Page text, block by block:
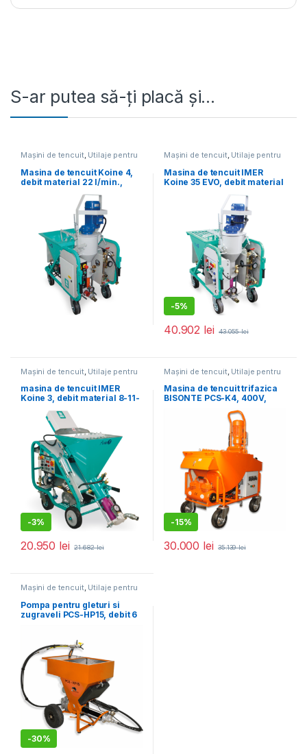
S-ar putea să-ți placă și…
Mașini de tencuit, Utilaje pentru
construcții
Masina de tencuit Koine 4,
debit material 22 l/min.,
distanta maxima de
pompare 25 m
Mașini de tencuit, Utilaje pentru
construcții
Masina de tencuit IMER
Koine 35 EVO, debit material
230V, 3,85 kW, distanta
maxima de pompare 20-
-5%
40.902 lei 43.055lei
Mașini de tencuit, Utilaje pentru
construcții
masina de tencuit IMER
Koine 3, debit material 8-11-
kW, distanta maxima de
pompare 15 m
-3%
20.950 lei 21.682lei
Mașini de tencuit, Utilaje pentru
construcții
Masina de tencuit trifazica
BISONTE PCS-K4, 400V,
debit material 6-40 l /min.
-15%
30.000 lei 35.139lei
Mașini de tencuit, Utilaje pentru
construcții
Pompa pentru gleturi si
zugraveli PCS-HP15, debit 6
-30%